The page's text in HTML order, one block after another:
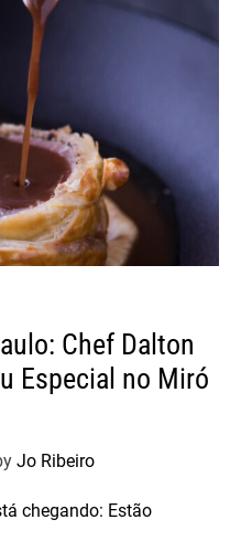
Chef Dalton
Especial no Miró
Jo Ribeiro